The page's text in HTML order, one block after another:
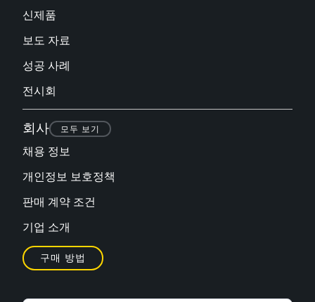
신제품
보도 자료
성공 사례
전시회
회사 모두 보기
채용 정보
개인정보 보호정책
판매 계약 조건
기업 소개
구매 방법